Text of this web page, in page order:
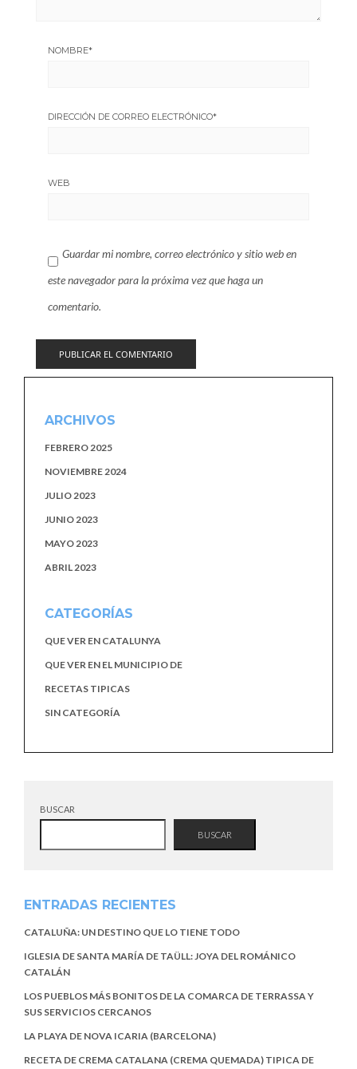
NOMBRE*
DIRECCIÓN DE CORREO ELECTRÓNICO*
WEB
Guardar mi nombre, correo electrónico y sitio web en
este navegador para la próxima vez que haga un
comentario.
ARCHIVOS
FEBRERO 2025
NOVIEMBRE 2024
JULIO 2023
JUNIO 2023
MAYO 2023
ABRIL 2023
CATEGORÍAS
QUE VER EN CATALUNYA
QUE VER EN EL MUNICIPIO DE
RECETAS TIPICAS
SIN CATEGORÍA
BUSCAR
BUSCAR
ENTRADAS RECIENTES
CATALUÑA: UN DESTINO QUE LO TIENE TODO
IGLESIA DE SANTA MARÍA DE TAÜLL: JOYA DEL ROMÁNICO
CATALÁN
LOS PUEBLOS MÁS BONITOS DE LA COMARCA DE TERRASSA Y
SUS SERVICIOS CERCANOS
LA PLAYA DE NOVA ICARIA (BARCELONA)
RECETA DE CREMA CATALANA (CREMA QUEMADA) TIPICA DE